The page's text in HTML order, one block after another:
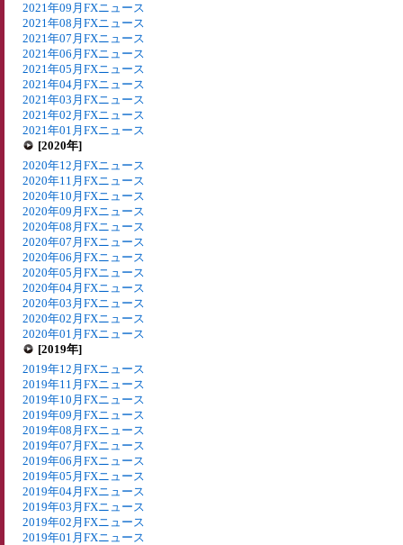
2021年09月FXニュース
2021年08月FXニュース
2021年07月FXニュース
2021年06月FXニュース
2021年05月FXニュース
2021年04月FXニュース
2021年03月FXニュース
2021年02月FXニュース
2021年01月FXニュース
[2020年]
2020年12月FXニュース
2020年11月FXニュース
2020年10月FXニュース
2020年09月FXニュース
2020年08月FXニュース
2020年07月FXニュース
2020年06月FXニュース
2020年05月FXニュース
2020年04月FXニュース
2020年03月FXニュース
2020年02月FXニュース
2020年01月FXニュース
[2019年]
2019年12月FXニュース
2019年11月FXニュース
2019年10月FXニュース
2019年09月FXニュース
2019年08月FXニュース
2019年07月FXニュース
2019年06月FXニュース
2019年05月FXニュース
2019年04月FXニュース
2019年03月FXニュース
2019年02月FXニュース
2019年01月FXニュース